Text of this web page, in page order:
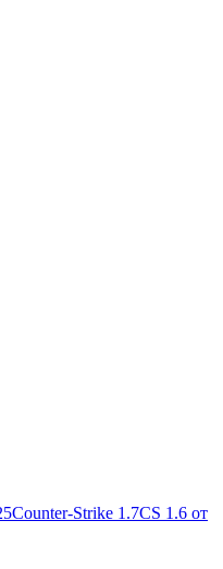
Counter-Strike 1.7CS 1.6 от